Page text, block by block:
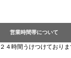
営業時間帯について
４時間うけつけており